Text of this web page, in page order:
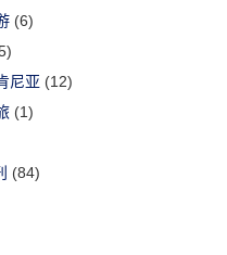
(6)
尼亚 (12)
(1)
(84)